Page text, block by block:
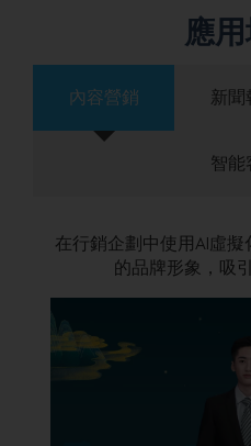
應
內容營銷 新聞
智能
在行銷企劃中使用AI虛
的品牌形象，吸